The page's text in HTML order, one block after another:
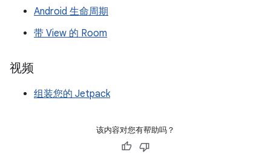
Android 生命周期
带 View 的 Room
视频
组装您的 Jetpack
该内容对您有帮助吗？